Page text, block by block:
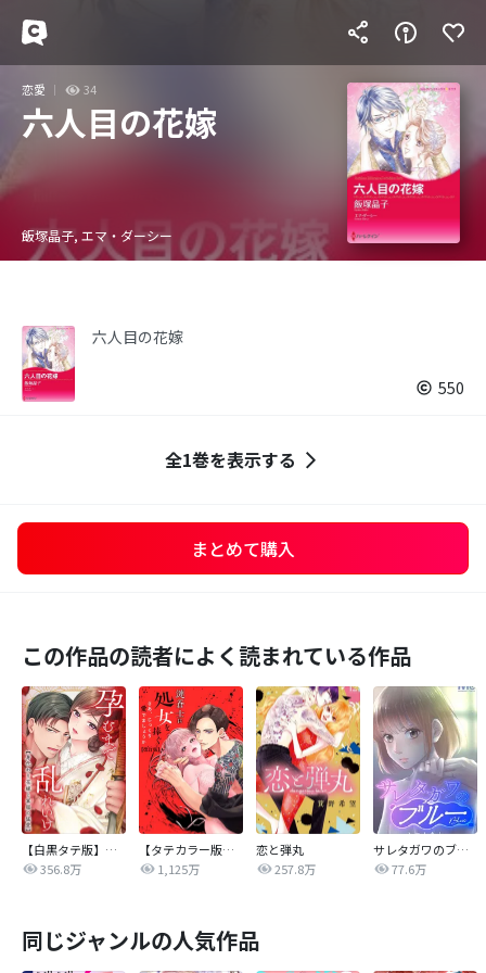
恋愛 34
六人目の花嫁
飯塚晶子, エマ・ダーシー
六人目の花嫁
550
全1巻を表示する
まとめて購入
この作品の読者によく読まれている作品
【白黒タテ版】孕むまで乱れいけ～身代わり花嫁と軍服の猛愛
356.8万
【タテカラー版】漣蒼士に処女を捧ぐ～さあ、じっくり愛でましょうか
1,125万
恋と弾丸
257.8万
サレタガワのブルー【タテヨミ】
77.6万
同じジャンルの人気作品